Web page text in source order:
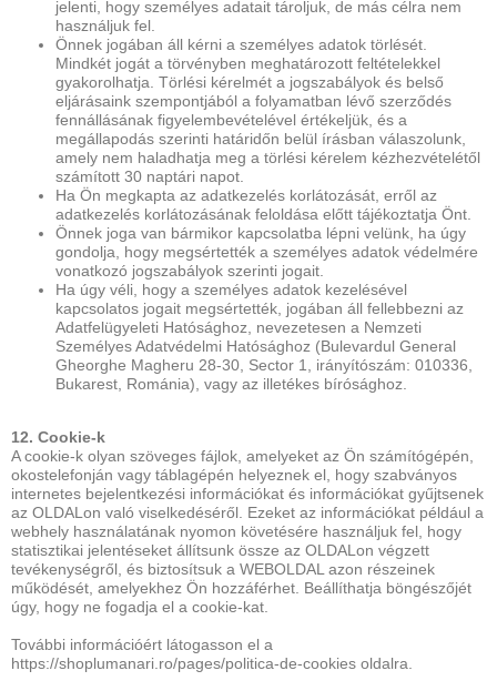
jelenti, hogy személyes adatait tároljuk, de más célra nem
használjuk fel.
Önnek jogában áll kérni a személyes adatok törlését.
Mindkét jogát a törvényben meghatározott feltételekkel
gyakorolhatja. Törlési kérelmét a jogszabályok és belső
eljárásaink szempontjából a folyamatban lévő szerződés
fennállásának figyelembevételével értékeljük, és a
megállapodás szerinti határidőn belül írásban válaszolunk,
amely nem haladhatja meg a törlési kérelem kézhezvételétől
számított 30 naptári napot.
Ha Ön megkapta az adatkezelés korlátozását, erről az
adatkezelés korlátozásának feloldása előtt tájékoztatja Önt.
Önnek joga van bármikor kapcsolatba lépni velünk, ha úgy
gondolja, hogy megsértették a személyes adatok védelmére
vonatkozó jogszabályok szerinti jogait.
Ha úgy véli, hogy a személyes adatok kezelésével
kapcsolatos jogait megsértették, jogában áll fellebbezni az
Adatfelügyeleti Hatósághoz, nevezetesen a Nemzeti
Személyes Adatvédelmi Hatósághoz (Bulevardul General
Gheorghe Magheru 28-30, Sector 1, irányítószám: 010336,
Bukarest, Románia), vagy az illetékes bírósághoz.
12. Cookie-k
A cookie-k olyan szöveges fájlok, amelyeket az Ön számítógépén,
okostelefonján vagy táblagépén helyeznek el, hogy szabványos
internetes bejelentkezési információkat és információkat gyűjtsenek
az OLDALon való viselkedéséről. Ezeket az információkat például a
webhely használatának nyomon követésére használjuk fel, hogy
statisztikai jelentéseket állítsunk össze az OLDALon végzett
tevékenységről, és biztosítsuk a WEBOLDAL azon részeinek
működését, amelyekhez Ön hozzáférhet. Beállíthatja böngészőjét
úgy, hogy ne fogadja el a cookie-kat.
További információért látogasson el a
https://shoplumanari.ro/pages/politica-de-cookies oldalra.